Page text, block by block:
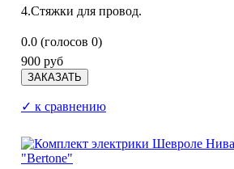
4.Стяжки для провод.
0.0 (голосов 0)
900 руб
✓ к сравнению